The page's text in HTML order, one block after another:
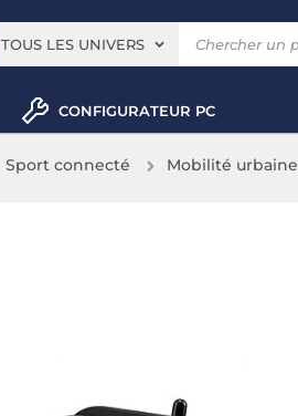
TOUS LES UNIVERS
CONFIGURATEUR PC
Sport connecté Mobilité urbaine